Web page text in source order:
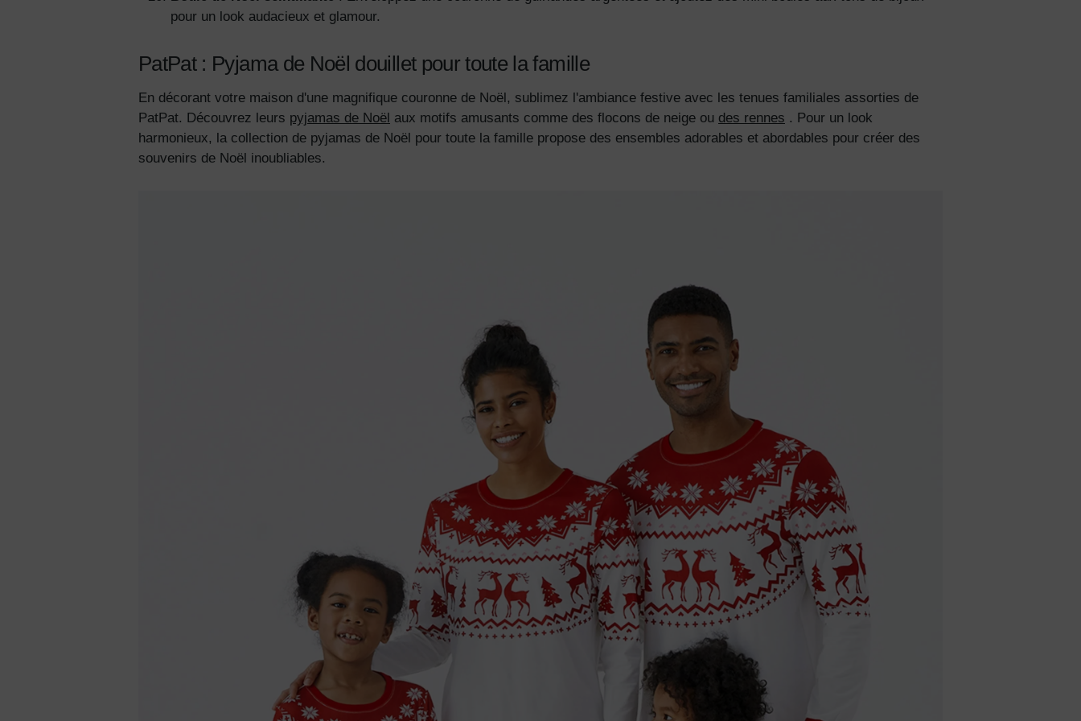
pour un look audacieux et glamour.
PatPat : Pyjama de Noël douillet pour toute la famille
En décorant votre maison d'une magnifique couronne de Noël, sublimez l'ambiance festive avec les tenues familiales assorties de
PatPat. Découvrez leurs pyjamas de Noël aux motifs amusants comme des flocons de neige ou des rennes . Pour un look
harmonieux, la collection de pyjamas de Noël pour toute la famille propose des ensembles adorables et abordables pour créer des
souvenirs de Noël inoubliables.